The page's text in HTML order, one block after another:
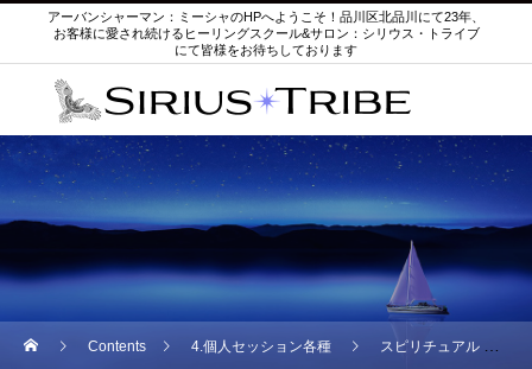
アーバンシャーマン：ミーシャのHPへようこそ！品川区北品川にて23年、
お客様に愛され続けるヒーリングスクール&サロン：シリウス・トライブ
にて皆様をお待ちしております
Contents 4.個人セッション各種 スピリチュアル カウンセリング、ミディアムシップ、コンサルティングほか